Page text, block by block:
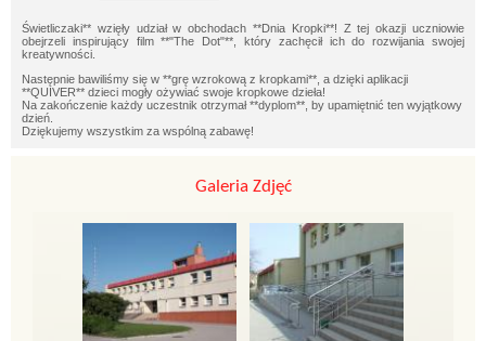
Świetliczaki** wzięły udział w obchodach **Dnia Kropki**! Z tej okazji uczniowie
obejrzeli inspirujący film **"The Dot"**, który zachęcił ich do rozwijania swojej
kreatywności.
Następnie bawiliśmy się w **grę wzrokową z kropkami**, a dzięki aplikacji
**QUIVER** dzieci mogły ożywiać swoje kropkowe dzieła!
Na zakończenie każdy uczestnik otrzymał **dyplom**, by upamiętnić ten wyjątkowy
dzień.
Dziękujemy wszystkim za wspólną zabawę!
Galeria Zdjęć